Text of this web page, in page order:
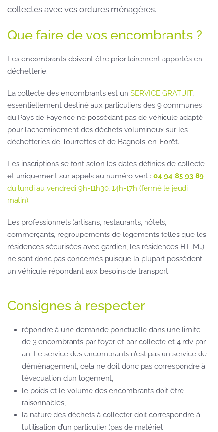
collectés avec vos ordures ménagères.
Que faire de vos encombrants ?
Les encombrants doivent être prioritairement apportés en
déchetterie.
La collecte des encombrants est un SERVICE GRATUIT,
essentiellement destiné aux particuliers des 9 communes
du Pays de Fayence ne possédant pas de véhicule adapté
pour l’acheminement des déchets volumineux sur les
déchetteries de Tourrettes et de Bagnols-en-Forêt.
Les inscriptions se font selon les dates définies de collecte
et uniquement sur appels au numéro vert : 04 94 85 93 89
du lundi au vendredi 9h-11h30, 14h-17h (fermé le jeudi
matin).
Les professionnels (artisans, restaurants, hôtels,
commerçants, regroupements de logements telles que les
résidences sécurisées avec gardien, les résidences H.L.M…)
ne sont donc pas concernés puisque la plupart possèdent
un véhicule répondant aux besoins de transport.
Consignes à respecter
répondre à une demande ponctuelle dans une limite
de 3 encombrants par foyer et par collecte et 4 rdv par
an. Le service des encombrants n’est pas un service de
déménagement, cela ne doit donc pas correspondre à
l’évacuation d’un logement,
le poids et le volume des encombrants doit être
raisonnables,
la nature des déchets à collecter doit correspondre à
l’utilisation d’un particulier (pas de matériel